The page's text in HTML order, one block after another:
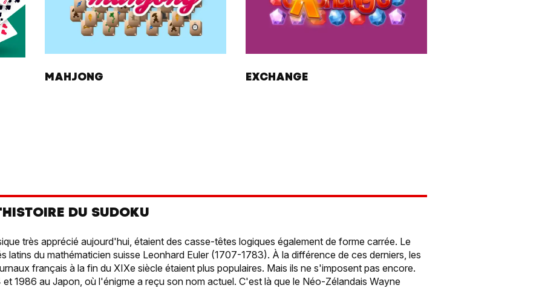
MAHJONG EXCHANGE
DU SUDOKU
très apprécié aujourd'hui, étaient des casse-têtes logiques également de forme carrée. Le
latins du mathématicien suisse Leonhard Euler (1707-1783). À la différence de ces derniers, les
français à la fin du XIXe siècle étaient plus populaires. Mais ils ne s'imposent pas encore.
1986 au Japon, où l'énigme a reçu son nom actuel. C'est là que le Néo-Zélandais Wayne